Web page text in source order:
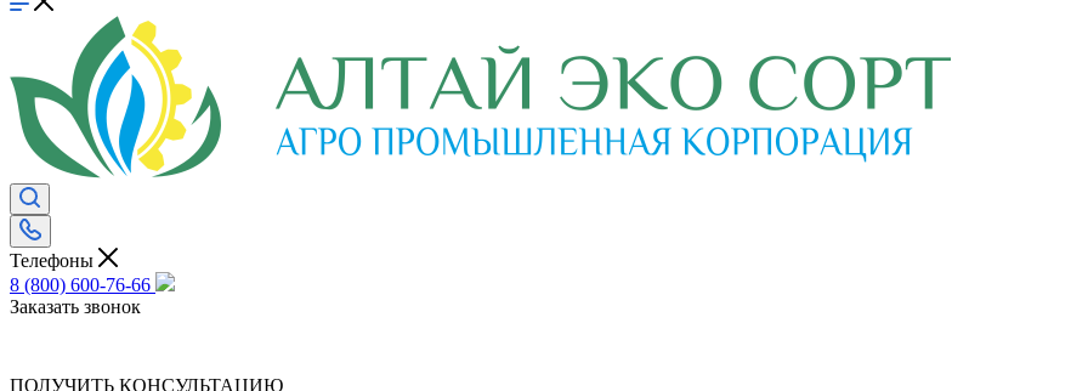
Телефоны
8 (800) 600-76-66
Заказать звонок
ПОЛУЧИТЬ КОНСУЛЬТАЦИЮ